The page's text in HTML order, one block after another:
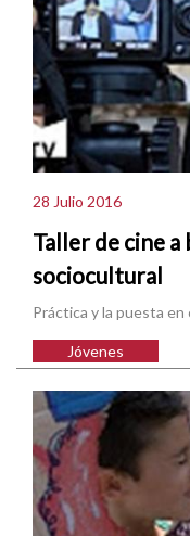
28 Julio 2016
Taller de cine
sociocultural
Práctica y la puesta
Jóvenes